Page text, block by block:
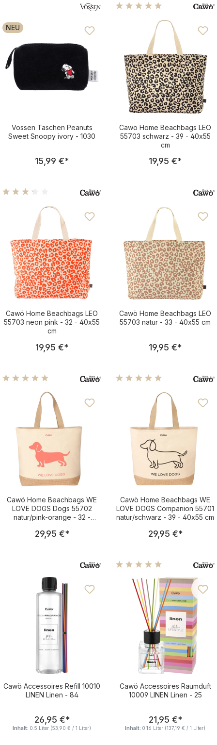
praktisch fürs Badezimmer
NEU
Vossen Taschen Peanuts
Sweet Snoopy ivory - 1030
Regulärer Preis:
15,99 €*
Durchschnittliche
Cawö Home Beachbags LEO
55703 schwarz - 39 - 40x55
cm
Regulärer
19,95 €*
Durchschnittliche Bewertung von 3.25 von 5 Sternen
Cawö Home Beachbags LEO
55703 neon pink - 32 - 40x55
cm
Regulärer Preis:
19,95 €*
Cawö Home Beachbags LEO
55703 natur - 33 - 40x55 cm
Regulärer
19,95 €*
Durchschnittliche Bewertung von 5 von 5 Sternen
Cawö Home Beachbags WE
LOVE DOGS Dogs 55702
natur/pink-orange - 32 -
Regulärer Preis:
29,95 €*
Durchschnittliche
Cawö Home Beachbags WE
LOVE DOGS Companion 55701
natur/schwarz - 39 - 40x55 cm
Regulärer
29,95 €*
Cawö Accessoires Refill 10010
LINEN Linen - 84
Regulärer Preis:
26,95 €*
Inhalt: 0.5 Liter (53,90 € / 1 Liter)
Durchschnittliche
Cawö Accessoires Raumduft
10009 LINEN Linen - 25
Regulärer
21,95 €*
Inhalt: 0.16 Liter (137,19 € / 1 Liter)